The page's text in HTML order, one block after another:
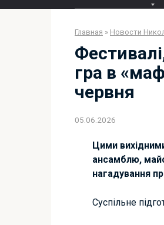
Главная » Новости
гра в
червня
05.06.2026
Цими
ансамблю,
нагадування
Суспільне